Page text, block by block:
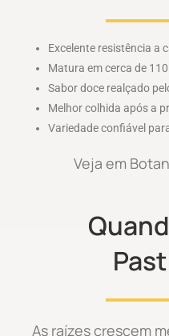
Excelente resistência a
Matura em cerca de
Sabor doce realçado
Melhor colhida após a
Variedade confiável
Veja em
As raízes crescem